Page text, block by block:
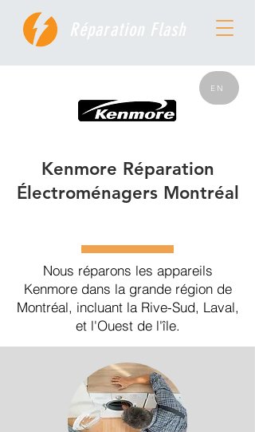
Réparation Flash
EN
Kenmore Réparation
Électroménagers Montréal
Nous réparons les appareils
Kenmore dans la grande région de
Montréal, incluant la Rive-Sud, Laval,
et l'Ouest de l'île.